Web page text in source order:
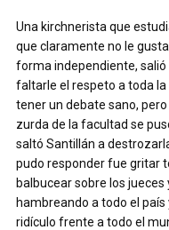
Una kirchnerista que
que claramente no le
forma independiente, salió
faltarle el respeto a toda
tener un debate sano,
zurda de la facultad se
saltó Santillán a
pudo responder fue gritar
balbucear sobre los
hambreando a todo el
ridículo frente a todo el